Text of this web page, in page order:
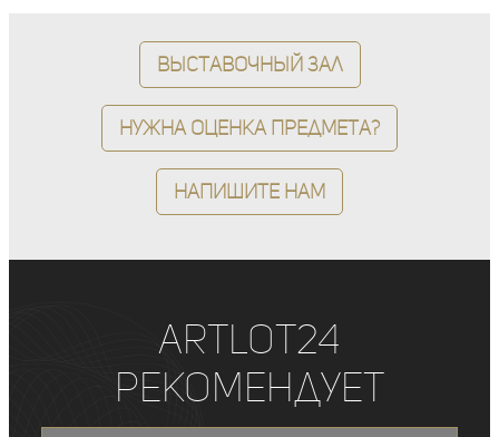
Выставочный зал
Нужна оценка предмета?
Напишите нам
ArtLot24
рекомендует